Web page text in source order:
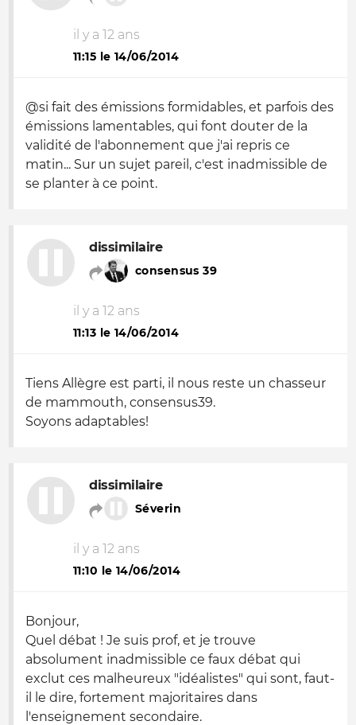
il y a 12 ans
11:15 le 14/06/2014
@si fait des émissions formidables, et parfois des
émissions lamentables, qui font douter de la
validité de l'abonnement que j'ai repris ce
matin... Sur un sujet pareil, c'est inadmissible de
se planter à ce point.
dissimilaire
consensus 39
il y a 12 ans
11:13 le 14/06/2014
Tiens Allègre est parti, il nous reste un chasseur
de mammouth, consensus39.
Soyons adaptables!
dissimilaire
Séverin
il y a 12 ans
11:10 le 14/06/2014
Bonjour,
Quel débat ! Je suis prof, et je trouve
absolument inadmissible ce faux débat qui
exclut ces malheureux "idéalistes" qui sont, faut-
il le dire, fortement majoritaires dans
l'enseignement secondaire.